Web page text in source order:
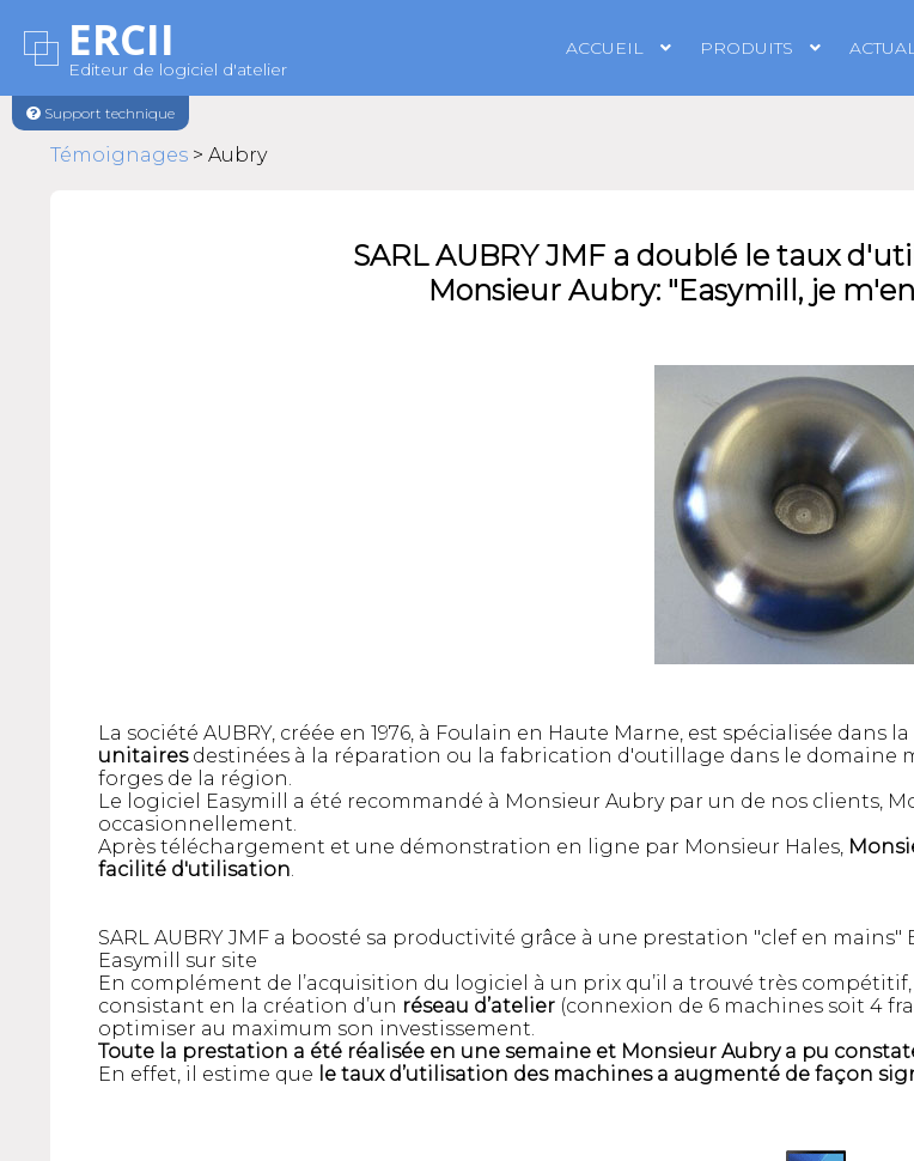
ERCII
Editeur de logiciel d'atelier
ACCUEIL PRODUITS
Support technique
Témoignages > Aubry
SARL AUBRY JMF a doublé le taux
Monsieur Aubry: "Easymill, je
La société AUBRY, créée en 1976, à Foulain en Haute Marne, est spécialisée dans la
unitairesdestinées à la réparation ou la fabrication d'outillage dans le domaine
forges de la région.
Le logiciel Easymill a été recommandé à Monsieur Aubry par un de nos clients,
occasionnellement.
Après téléchargement et une démonstration en ligne par Monsieur Hales,
facilité d'utilisation.
SARL AUBRY JMF a boosté sa productivité grâce à une prestation "clef en
Easymill sur site
En complément de l’acquisition du logiciel à un prix qu’il a trouvé très
consistant en la création d’un réseau d’atelier (connexion de 6 machines soit 4
optimiser au maximum son investissement.
Toute la prestation a été réalisée en une semaine et Monsieur Aubry a pu
En effet, il estime que le taux d’utilisation des machines a augmenté de façon